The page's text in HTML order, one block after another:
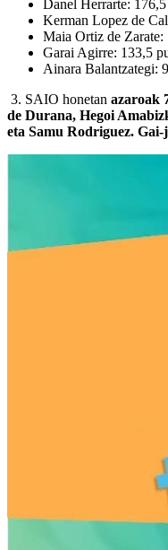
Danel Herrarte:
Kerman Lopez de
Maia Ortiz de Zarate:
Garai Agirre: 133,5
Ainara Balantzategi:
3. SAIO honetan azaroak
de Durana, Hegoi
eta Samu Rodriguez.